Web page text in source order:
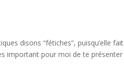
disons “fétiches”, puisqu’elle fait
important pour moi de te présenter